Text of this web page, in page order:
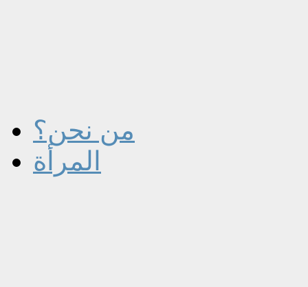
من نحن؟
المرأة